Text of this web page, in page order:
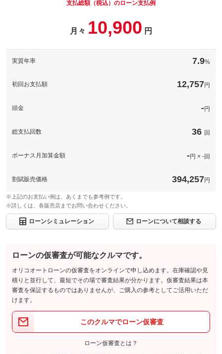
備考
支払総額（税込）のローン支払例
月々 10,900 円
実質年率 7.9%
初回お支払額 12,757円
頭金 -円
総支払回数 36 回
ボーナス月加算金額 -円 × -回
割賦販売価格 394,257円
※上記のお支払い例は、あくまでも参考例です。
※詳しくは、各販売店までお問い合わせください。
ローンシミュレーション ローンについて相談する
ローンの仮審査が可能なクルマです。
オリコオートローンの仮審査をオンラインで申し込めます。在庫確認や見
積りと並行して、最短でその場で審査結果が分かります。仮審査結果は本
審査を保証するものではありませんが、ご購入の参考としてご活用いただ
けます。
このクルマでローン仮審査
ローン仮審査とは？